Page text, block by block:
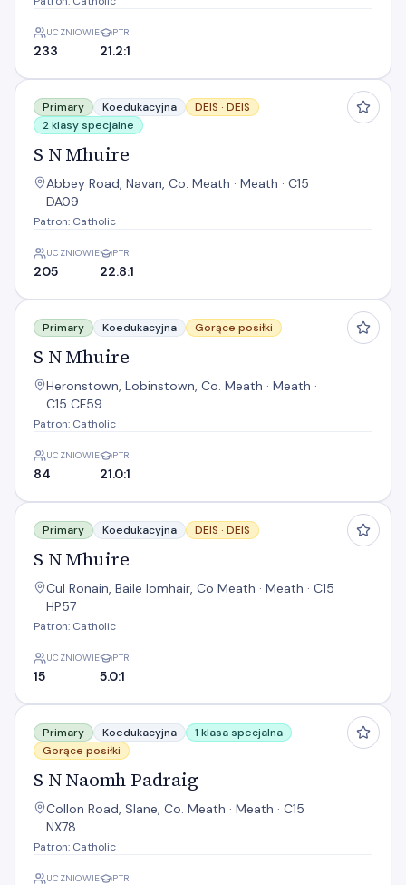
UCZNIOWIE
233
PTR
21.2:1
S N Mhuire
Primary Koedukacyjna DEIS · DEIS
2 klasy specjalne
S N Mhuire
Abbey Road, Navan, Co. Meath · Meath · C15
DA09
Patron: Catholic
UCZNIOWIE
205
PTR
22.8:1
S N Mhuire
Primary Koedukacyjna Gorące posiłki
S N Mhuire
Heronstown, Lobinstown, Co. Meath · Meath ·
C15 CF59
Patron: Catholic
UCZNIOWIE
84
PTR
21.0:1
S N Mhuire
Primary Koedukacyjna DEIS · DEIS
S N Mhuire
Cul Ronain, Baile Iomhair, Co Meath · Meath · C15
HP57
Patron: Catholic
UCZNIOWIE
15
PTR
5.0:1
S N Naomh Padraig
Primary Koedukacyjna
1 klasa specjalna
Gorące posiłki
S N Naomh Padraig
Collon Road, Slane, Co. Meath · Meath · C15
NX78
Patron: Catholic
UCZNIOWIE PTR